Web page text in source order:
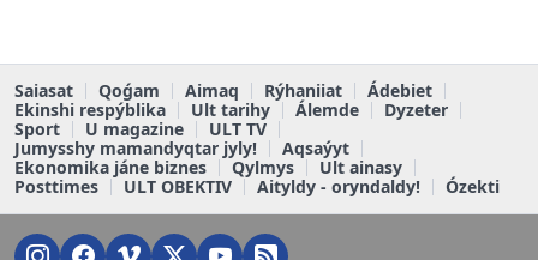
Saiasat Qoǵam Aimaq Rýhaniiat
Ádebiet
Ekinshi respýblika
Ult tarihy Álemde
Dyzeter
Sport
U magazine
ULT TV
Jumysshy mamandyqtar jyly!
Aqsaýyt
Ekonomika jáne biznes
Qylmys
Ult ainasy
Posttimes
ULT OBEKTIV Aityldy - oryndaldy! Ózekti